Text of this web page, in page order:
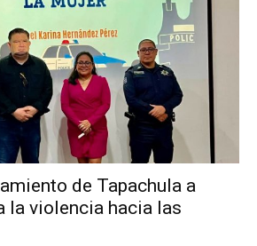
de Tapachula a
la violencia hacia las